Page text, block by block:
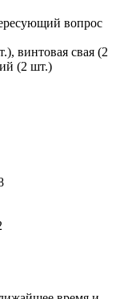
вопрос
винтовая свая (2
(2 шт.)